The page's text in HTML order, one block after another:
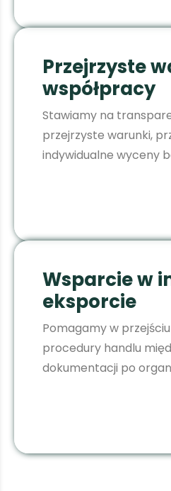
Przejrzyste
współpracy
Stawiamy na
przejrzyste warunki,
indywidualne wyceny
Wsparcie w
eksporcie
Pomagamy w
procedury handlu
dokumentacji po